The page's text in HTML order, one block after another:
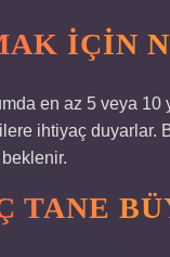
IÇIN
en az 5 veya 10
ihtiyaç duyarlar.
beklenir.
TANE